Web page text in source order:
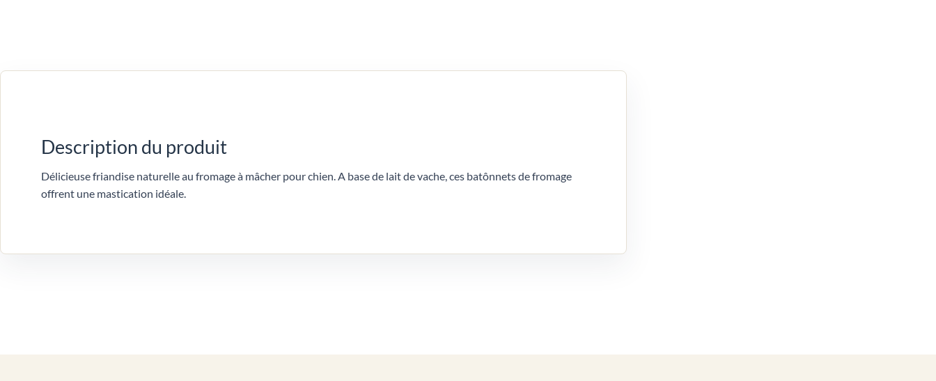
Description du produit
Délicieuse friandise naturelle au fromage à mâcher pour chien. A base de lait de vache, ces batônnets de fromage
offrent une mastication idéale.